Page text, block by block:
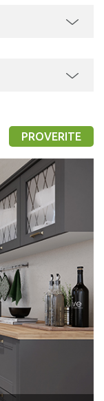
PROVERITE